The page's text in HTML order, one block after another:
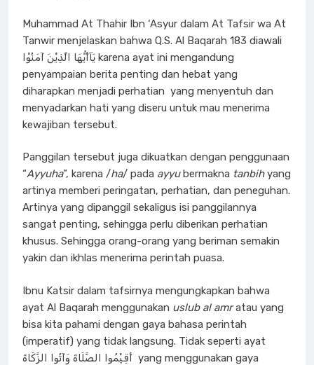
Muhammad At Thahir Ibn ‘Asyur dalam At Tafsir wa At
Tanwir menjelaskan bahwa Q.S. Al Baqarah 183 diawali
يَآأَيُّهَا الَّذِيْنَ آمَنُوْا karena ayat ini mengandung
penyampaian berita penting dan hebat yang
diharapkan menjadi perhatian yang menyentuh dan
menyadarkan hati yang diseru untuk mau menerima
kewajiban tersebut.
Panggilan tersebut juga dikuatkan dengan penggunaan
“Ayyuha”, karena /ha/ pada ayyubermakna tanbihyang
artinya memberi peringatan, perhatian, dan peneguhan.
Artinya yang dipanggil sekaligus isi panggilannya
sangat penting, sehingga perlu diberikan perhatian
khusus. Sehingga orang-orang yang beriman semakin
yakin dan ikhlas menerima perintah puasa.
Ibnu Katsir dalam tafsirnya mengungkapkan bahwa
ayat Al Baqarah menggunakan uslub al amratau yang
bisa kita pahami dengan gaya bahasa perintah
(imperatif) yang tidak langsung. Tidak seperti ayat
أَقِيْمُوا الصَّلَاةَ وَآتُوا الزَّكَاةَ yang menggunakan gaya